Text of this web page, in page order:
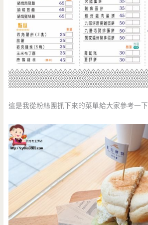
這是我從粉絲團抓下來的菜單給大家參考一下